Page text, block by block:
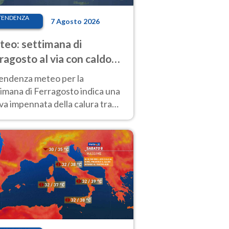
7 Agosto 2026
settimana di
al via con caldo
e qualche temporale
meteo per la
di Ferragosto indica una
impennata della calura tra
al Nord.